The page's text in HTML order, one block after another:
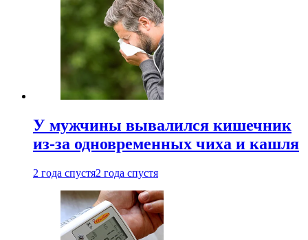
У мужчины вывалился кишечник
из-за одновременных чиха и кашля
2 года спустя2 года спустя